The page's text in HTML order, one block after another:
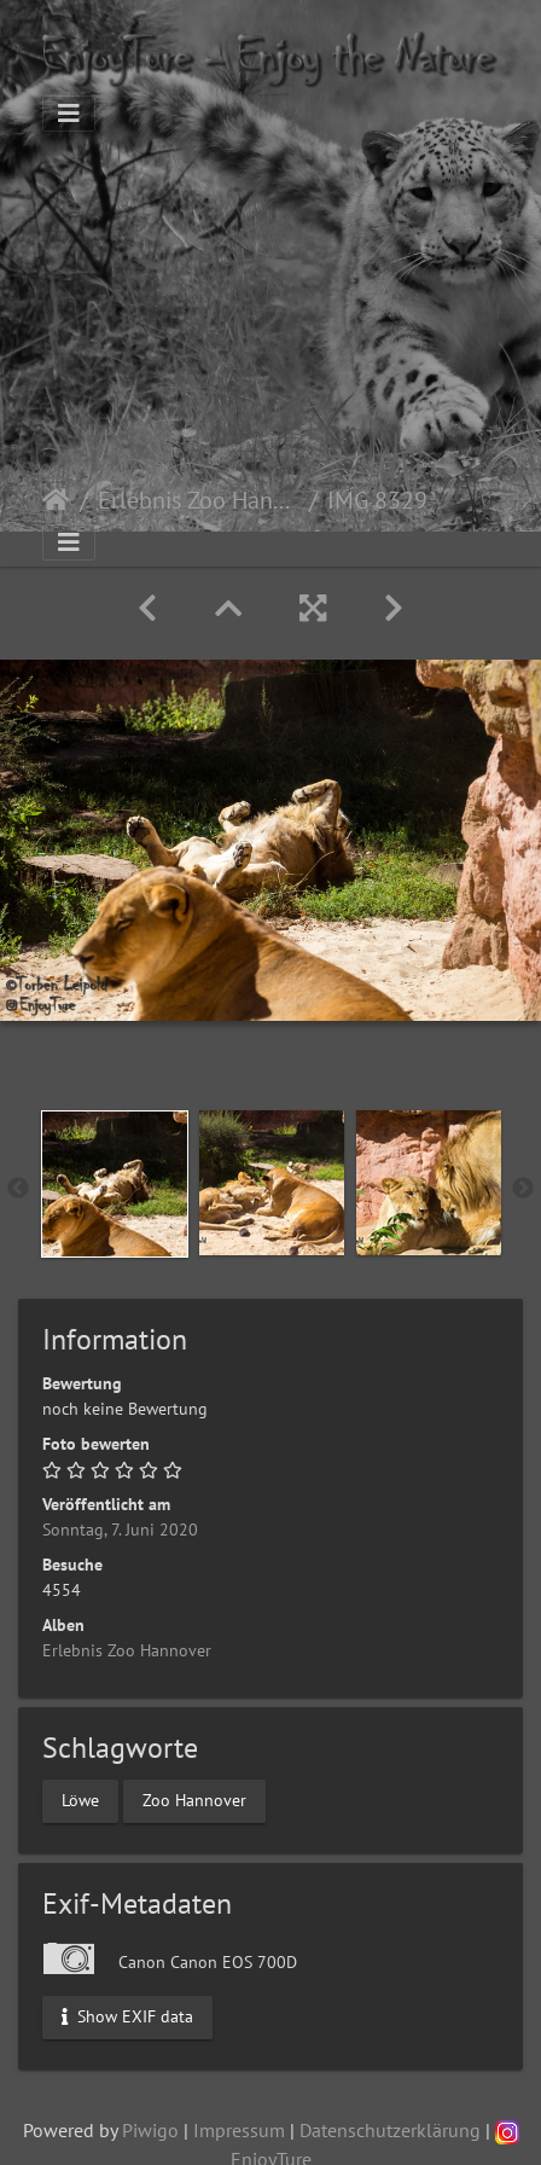
Erlebnis Zoo Hannover IMG 8329
Information
Bewertung
noch keine Bewertung
Foto bewerten
Veröffentlicht am
Sonntag, 7. Juni 2020
Besuche
4554
Alben
Erlebnis Zoo Hannover
Schlagworte
Löwe Zoo Hannover
Exif-Metadaten
Canon Canon EOS 700D
Show EXIF data
Powered by Piwigo | Impressum | Datenschutzerklärung |
EnjoyTure